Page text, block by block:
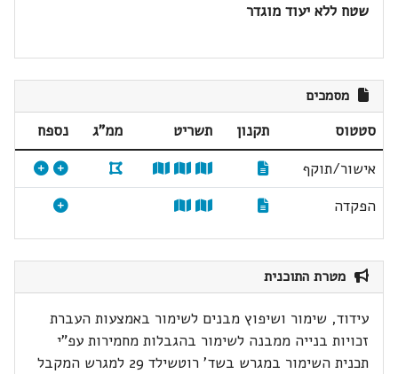
שטח ללא יעוד מוגדר
מסמכים
סטטוס תקנון תשריט ממ"ג
נספח
אישור/תוקף
הפקדה
מטרת התוכנית
עידוד, שימור ושיפוץ מבנים לשימור באמצעות העברת
זכויות בנייה ממבנה לשימור בהגבלות מחמירות עפ"י
תכנית השימור במגרש בשד' רוטשילד 29 למגרש המקבל